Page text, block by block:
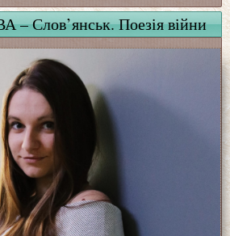
– Слов’янськ. Поезія війни